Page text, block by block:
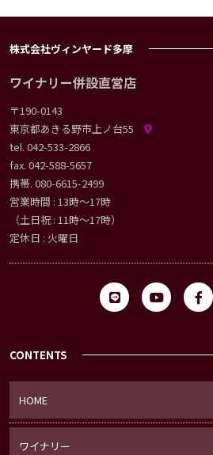
株式会社ヴィンヤード多摩
ワイナリー併設直営店
〒190-0143
東京都あきる野市上ノ台55
tel. 042-533-2866
fax. 042-588-5657
携帯. 080-6615-2499
営業時間 : 13時〜17時
（土日祝 : 11時〜17時）
定休日 : 火曜日
CONTENTS
HOME
ワイナリー